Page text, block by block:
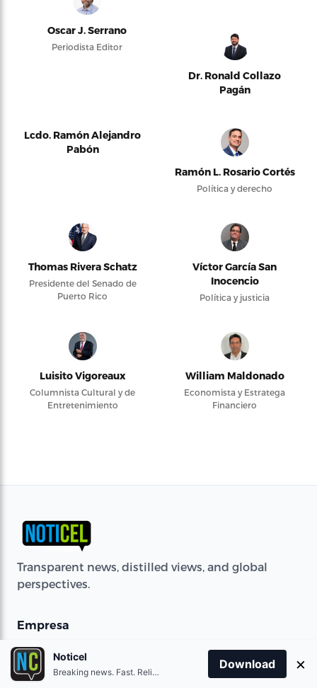
Oscar J. Serrano
Periodista Editor
Dr. Ronald Collazo
Pagán
Lcdo. Ramón Alejandro
Pabón
Ramón L. Rosario Cortés
Política y derecho
Thomas Rivera Schatz
Presidente del Senado de
Puerto Rico
Víctor García San
Inocencio
Política y justicia
Luisito Vigoreaux
Columnista Cultural y de
Entretenimiento
William Maldonado
Economista y Estratega
Financiero
Transparent news, distilled views, and global
perspectives.
Empresa
Ediciones
Noticel
Breaking news. Fast. Reliable.
Download ×